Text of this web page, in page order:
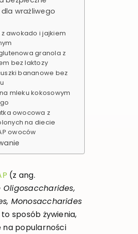
wrażliwego
z awokado i jajkiem
granola z
bez laktozy
bananowe bez
na mleku kokosowym
owocowa z
na diecie
owoców
(z ang.
Oligosaccharides,
Monosaccharides
sposób żywienia,
na popularności